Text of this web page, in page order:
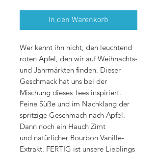
In den Warenkorb
Wer kennt ihn nicht, den leuchtend
roten Apfel, den wir auf Weihnachts-
und Jahrmärkten finden. Dieser
Geschmack hat uns bei der
Mischung dieses Tees inspiriert.
Feine Süße und im Nachklang der
spritzige Geschmach nach Apfel.
Dann noch ein Hauch Zimt
und natürlicher Bourbon Vanille-
Extrakt. FERTIG ist unsere Lieblings